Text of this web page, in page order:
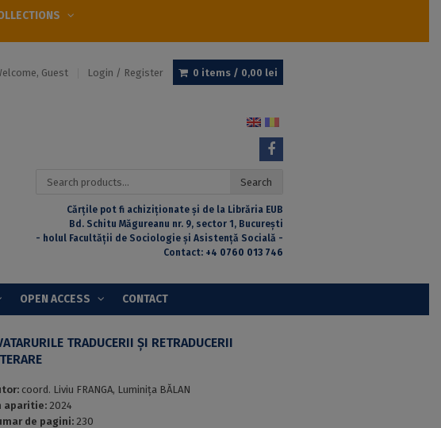
Guest Login / Register 0 items / 0,00 lei
Search
Search
Cărțile pot fi achiziționate și de la Librăria EUB
Bd. Schitu Măgureanu nr. 9, sector 1, București
- holul Facultății de Sociologie și Asistență Socială -
Contact: +4 0760 013 746
OPEN ACCESS CONTACT
TRADUCERII ȘI RETRADUCERII
coord. Liviu FRANGA, Luminița BĂLAN
aparitie: 2024
de pagini: 230